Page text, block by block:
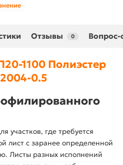
Отзывы 0 Вопрос-
1100 Полиэстер
0.5
участков, где требуется
лист с заранее определенной
Листы разных исполнений